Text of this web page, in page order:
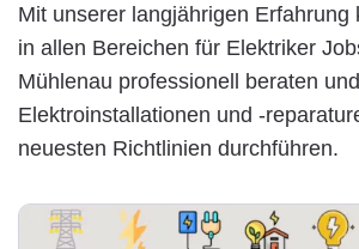
Mit unserer langjährigen Erfahrung
in allen Bereichen für Elektriker
Mühlenau professionell beraten und
Elektroinstallationen und -
neuesten Richtlinien durchführen.